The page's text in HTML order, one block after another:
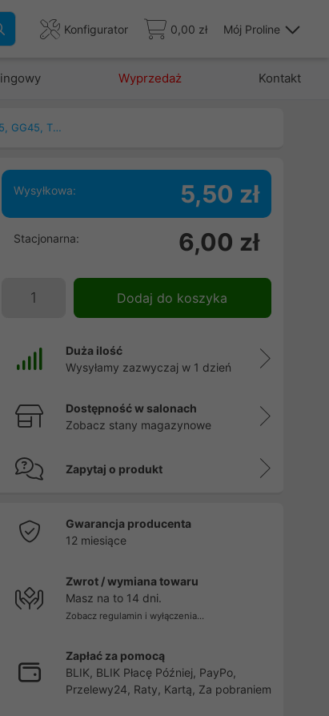
Konfigurator 0,00 zł Mój Proline
Wyprzedaż Kontakt
Patchcord, kable ethernet RJ45, GG45, TERA
Wysyłkowa: 5,50 zł
Stacjonarna: 6,00 zł
Dodaj do koszyka
Duża ilość
Wysyłamy zazwyczaj w 1 dzień
Dostępność w salonach
Zobacz stany magazynowe
Zapytaj o produkt
Gwarancja producenta
12 miesiące
Zwrot / wymiana towaru
Masz na to 14 dni.
Zobacz regulamin i wyłączenia...
Zapłać za pomocą
BLIK, BLIK Płacę Później, PayPo,
Przelewy24, Raty, Kartą, Za pobraniem